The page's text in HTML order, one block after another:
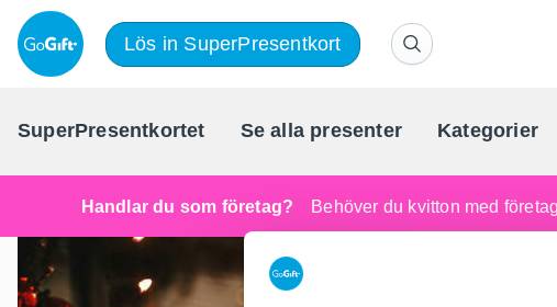
Lös in SuperPresentkort
SuperPresentkortet Se alla presenter Kategorier
Handlar du som företag? Behöver du kvitton med